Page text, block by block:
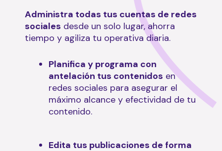
Administra todas tus cuentas de redes
sociales desde un solo lugar, ahorra
tiempo y agiliza tu operativa diaria.
Planifica y programa con
antelación tus contenidos en
redes sociales para asegurar el
máximo alcance y efectividad de tu
contenido.
Edita tus publicaciones de forma